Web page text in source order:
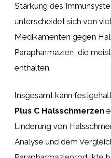
Stärkung des
unterscheidet sich von
Medikamenten gegen
Parapharmazien, die
enthalten.
Insgesamt kann
Plus C Halsschmerzen
Linderung von
Analyse und dem